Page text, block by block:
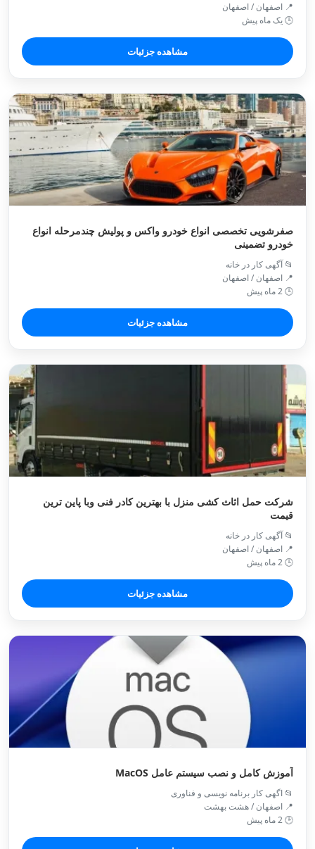
📍 اصفهان / اصفهان
🕒 یک ماه پیش
مشاهده جزئیات
صفرشویی تخصصی انواع خودرو واکس و پولیش چندمرحله انواع
خودرو تضمینی
📂 آگهی کار در خانه
📍 اصفهان / اصفهان
🕒 2 ماه پیش
مشاهده جزئیات
شرکت حمل اثاث کشی منزل با بهترین کادر فنی وبا پاین ترین
قیمت
📂 آگهی کار در خانه
📍 اصفهان / اصفهان
🕒 2 ماه پیش
مشاهده جزئیات
آموزش کامل و نصب‌ سیستم عامل MacOS
📂 اگهی کار برنامه نویسی و فناوری
📍 اصفهان / هشت بهشت
🕒 2 ماه پیش